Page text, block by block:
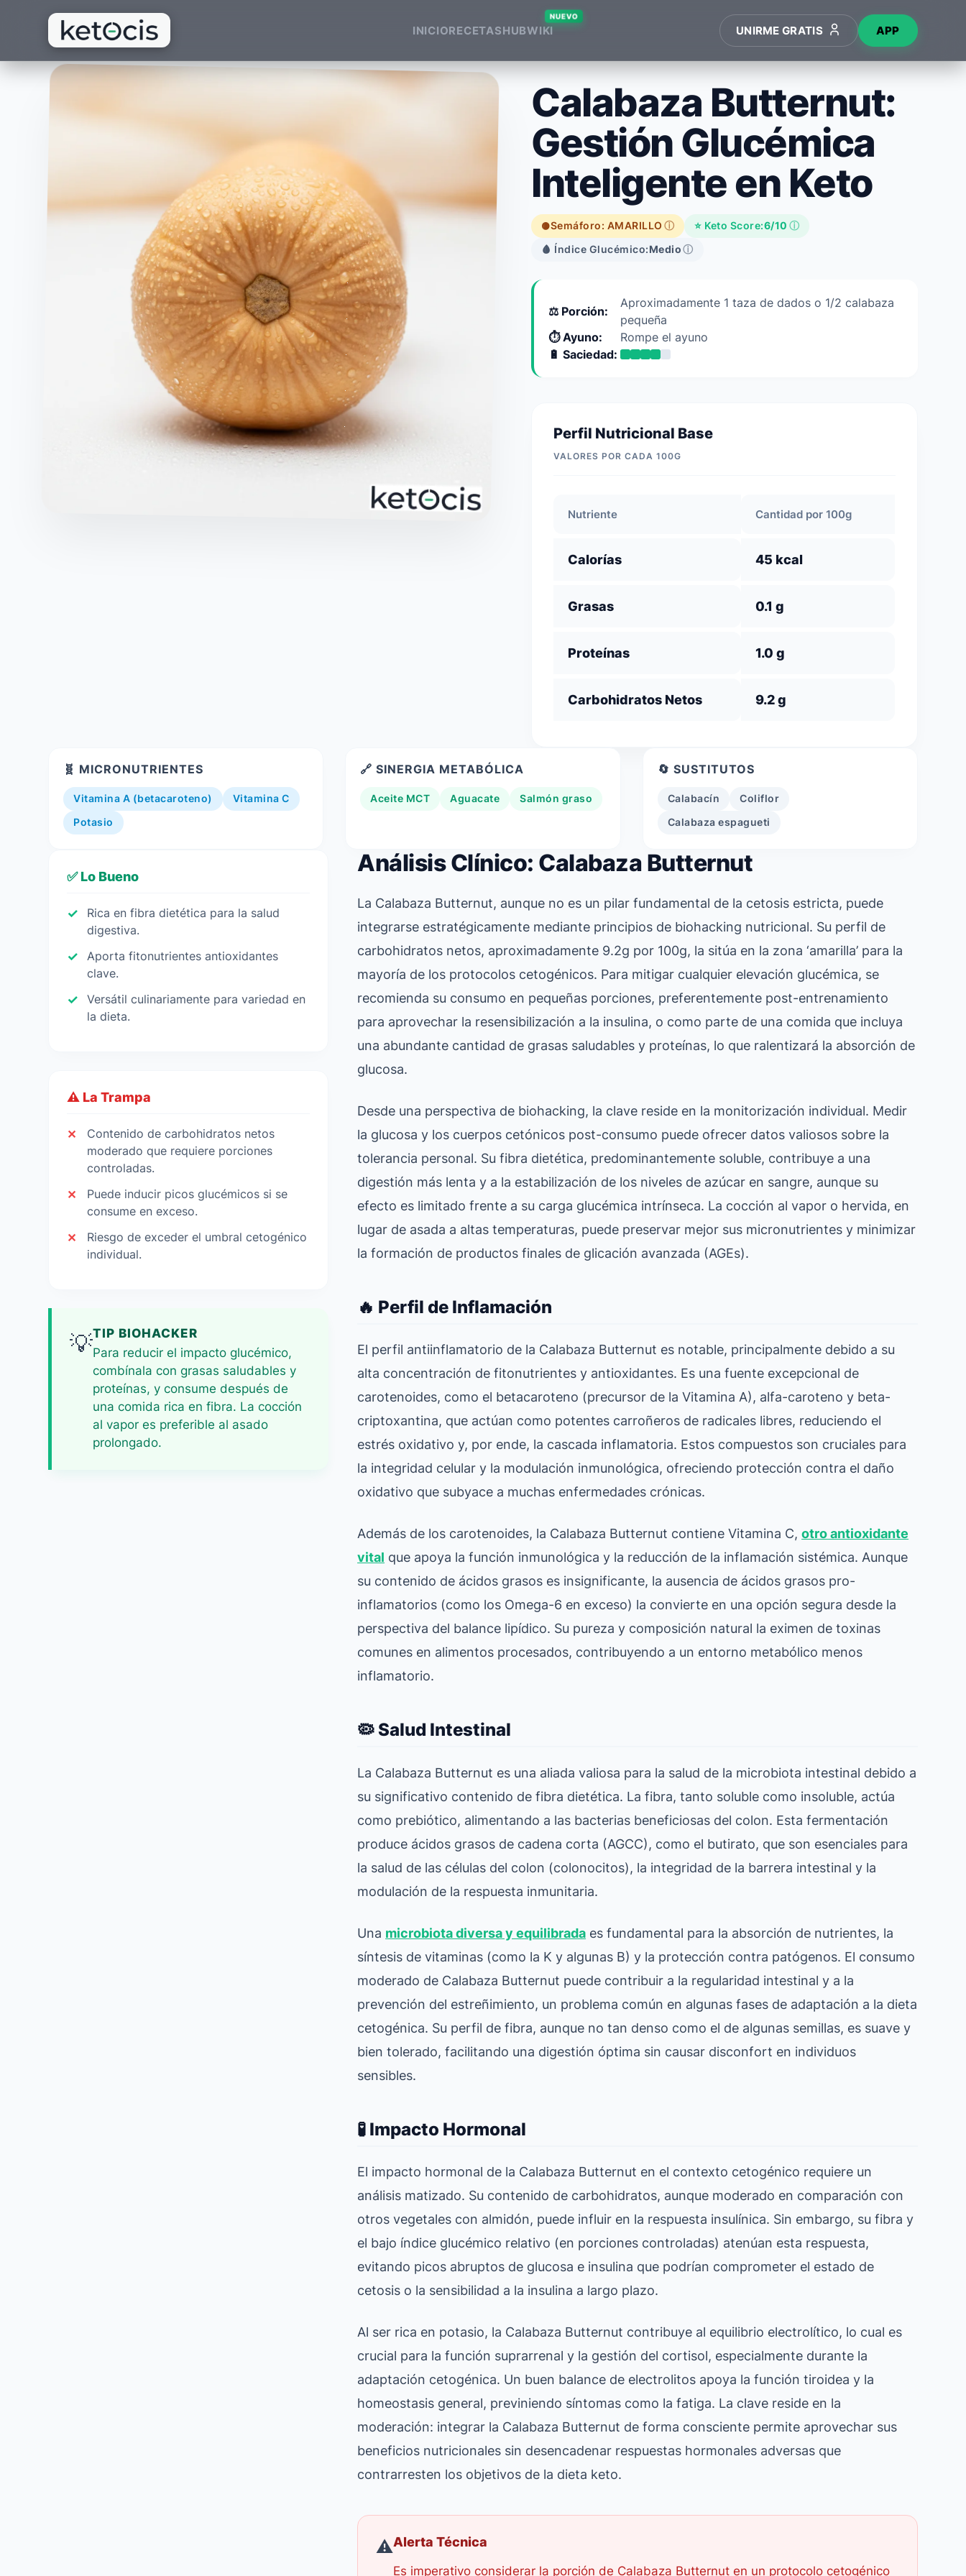
INICIORECETASHUBWIKI
NUEVO
UNIRME GRATIS APP
Calabaza Butternut:
Gestión Glucémica
Inteligente en Keto
🟡Semáforo: AMARILLO ⓘ ⭐ Keto Score:6/10 ⓘ
🩸 Índice Glucémico:Medioⓘ
⚖️ Porción:
Aproximadamente 1 taza de dados o 1/2 calabaza
pequeña
⏱️ Ayuno:
Rompe el ayuno
🔋 Saciedad:
Perfil Nutricional Base
VALORES POR CADA 100G
Nutriente Cantidad por 100g
Calorías 45 kcal
Grasas 0.1 g
Proteínas 1.0 g
Carbohidratos Netos 9.2 g
🧬 MICRONUTRIENTES
Vitamina A (betacaroteno) Vitamina C
Potasio
🔗 SINERGIA METABÓLICA
Aceite MCT Aguacate Salmón graso
🔄 SUSTITUTOS
Calabacín Coliflor
Calabaza espagueti
✅ Lo Bueno
Rica en fibra dietética para la salud
digestiva.
Aporta fitonutrientes antioxidantes
clave.
Versátil culinariamente para variedad en
la dieta.
⚠️ La Trampa
Contenido de carbohidratos netos
moderado que requiere porciones
controladas.
Puede inducir picos glucémicos si se
consume en exceso.
Riesgo de exceder el umbral cetogénico
individual.
💡TIP BIOHACKER
Para reducir el impacto glucémico,
combínala con grasas saludables y
proteínas, y consume después de
una comida rica en fibra. La cocción
al vapor es preferible al asado
prolongado.
Análisis Clínico: Calabaza Butternut
La Calabaza Butternut, aunque no es un pilar fundamental de la cetosis estricta, puede
integrarse estratégicamente mediante principios de biohacking nutricional. Su perfil de
carbohidratos netos, aproximadamente 9.2g por 100g, la sitúa en la zona ‘amarilla’ para la
mayoría de los protocolos cetogénicos. Para mitigar cualquier elevación glucémica, se
recomienda su consumo en pequeñas porciones, preferentemente post-entrenamiento
para aprovechar la resensibilización a la insulina, o como parte de una comida que incluya
una abundante cantidad de grasas saludables y proteínas, lo que ralentizará la absorción de
glucosa.
Desde una perspectiva de biohacking, la clave reside en la monitorización individual. Medir
la glucosa y los cuerpos cetónicos post-consumo puede ofrecer datos valiosos sobre la
tolerancia personal. Su fibra dietética, predominantemente soluble, contribuye a una
digestión más lenta y a la estabilización de los niveles de azúcar en sangre, aunque su
efecto es limitado frente a su carga glucémica intrínseca. La cocción al vapor o hervida, en
lugar de asada a altas temperaturas, puede preservar mejor sus micronutrientes y minimizar
la formación de productos finales de glicación avanzada (AGEs).
🔥 Perfil de Inflamación
El perfil antiinflamatorio de la Calabaza Butternut es notable, principalmente debido a su
alta concentración de fitonutrientes y antioxidantes. Es una fuente excepcional de
carotenoides, como el betacaroteno (precursor de la Vitamina A), alfa-caroteno y beta-
criptoxantina, que actúan como potentes carroñeros de radicales libres, reduciendo el
estrés oxidativo y, por ende, la cascada inflamatoria. Estos compuestos son cruciales para
la integridad celular y la modulación inmunológica, ofreciendo protección contra el daño
oxidativo que subyace a muchas enfermedades crónicas.
Además de los carotenoides, la Calabaza Butternut contiene Vitamina C,otro antioxidante
vital que apoya la función inmunológica y la reducción de la inflamación sistémica. Aunque
su contenido de ácidos grasos es insignificante, la ausencia de ácidos grasos pro-
inflamatorios (como los Omega-6 en exceso) la convierte en una opción segura desde la
perspectiva del balance lipídico. Su pureza y composición natural la eximen de toxinas
comunes en alimentos procesados, contribuyendo a un entorno metabólico menos
inflamatorio.
🦠 Salud Intestinal
La Calabaza Butternut es una aliada valiosa para la salud de la microbiota intestinal debido a
su significativo contenido de fibra dietética. La fibra, tanto soluble como insoluble, actúa
como prebiótico, alimentando a las bacterias beneficiosas del colon. Esta fermentación
produce ácidos grasos de cadena corta (AGCC), como el butirato, que son esenciales para
la salud de las células del colon (colonocitos), la integridad de la barrera intestinal y la
modulación de la respuesta inmunitaria.
Una microbiota diversa y equilibrada es fundamental para la absorción de nutrientes, la
síntesis de vitaminas (como la K y algunas B) y la protección contra patógenos. El consumo
moderado de Calabaza Butternut puede contribuir a la regularidad intestinal y a la
prevención del estreñimiento, un problema común en algunas fases de adaptación a la dieta
cetogénica. Su perfil de fibra, aunque no tan denso como el de algunas semillas, es suave y
bien tolerado, facilitando una digestión óptima sin causar disconfort en individuos
sensibles.
🧪 Impacto Hormonal
El impacto hormonal de la Calabaza Butternut en el contexto cetogénico requiere un
análisis matizado. Su contenido de carbohidratos, aunque moderado en comparación con
otros vegetales con almidón, puede influir en la respuesta insulínica. Sin embargo, su fibra y
el bajo índice glucémico relativo (en porciones controladas) atenúan esta respuesta,
evitando picos abruptos de glucosa e insulina que podrían comprometer el estado de
cetosis o la sensibilidad a la insulina a largo plazo.
Al ser rica en potasio, la Calabaza Butternut contribuye al equilibrio electrolítico, lo cual es
crucial para la función suprarrenal y la gestión del cortisol, especialmente durante la
adaptación cetogénica. Un buen balance de electrolitos apoya la función tiroidea y la
homeostasis general, previniendo síntomas como la fatiga. La clave reside en la
moderación: integrar la Calabaza Butternut de forma consciente permite aprovechar sus
beneficios nutricionales sin desencadenar respuestas hormonales adversas que
contrarresten los objetivos de la dieta keto.
⚠️Alerta Técnica
Es imperativo considerar la porción de Calabaza Butternut en un protocolo cetogénico